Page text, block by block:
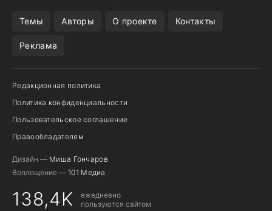
Темы Авторы О проекте Контакты
Реклама
Редакционная политика
Политика конфиденциальности
Пользовательское соглашение
Правообладателям
Дизайн — Миша Гончаров
Воплощение — 101 Медиа
138,4K
ежедневно
пользуются сайтом